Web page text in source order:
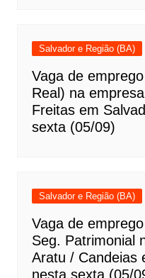
Salvador e Região (BA)
Vaga de
Real) na
Freitas em
sexta (05/09)
Salvador e Região (BA)
Vaga de
Seg. Patrimonial
Aratu / Candeias
nesta sexta (05/